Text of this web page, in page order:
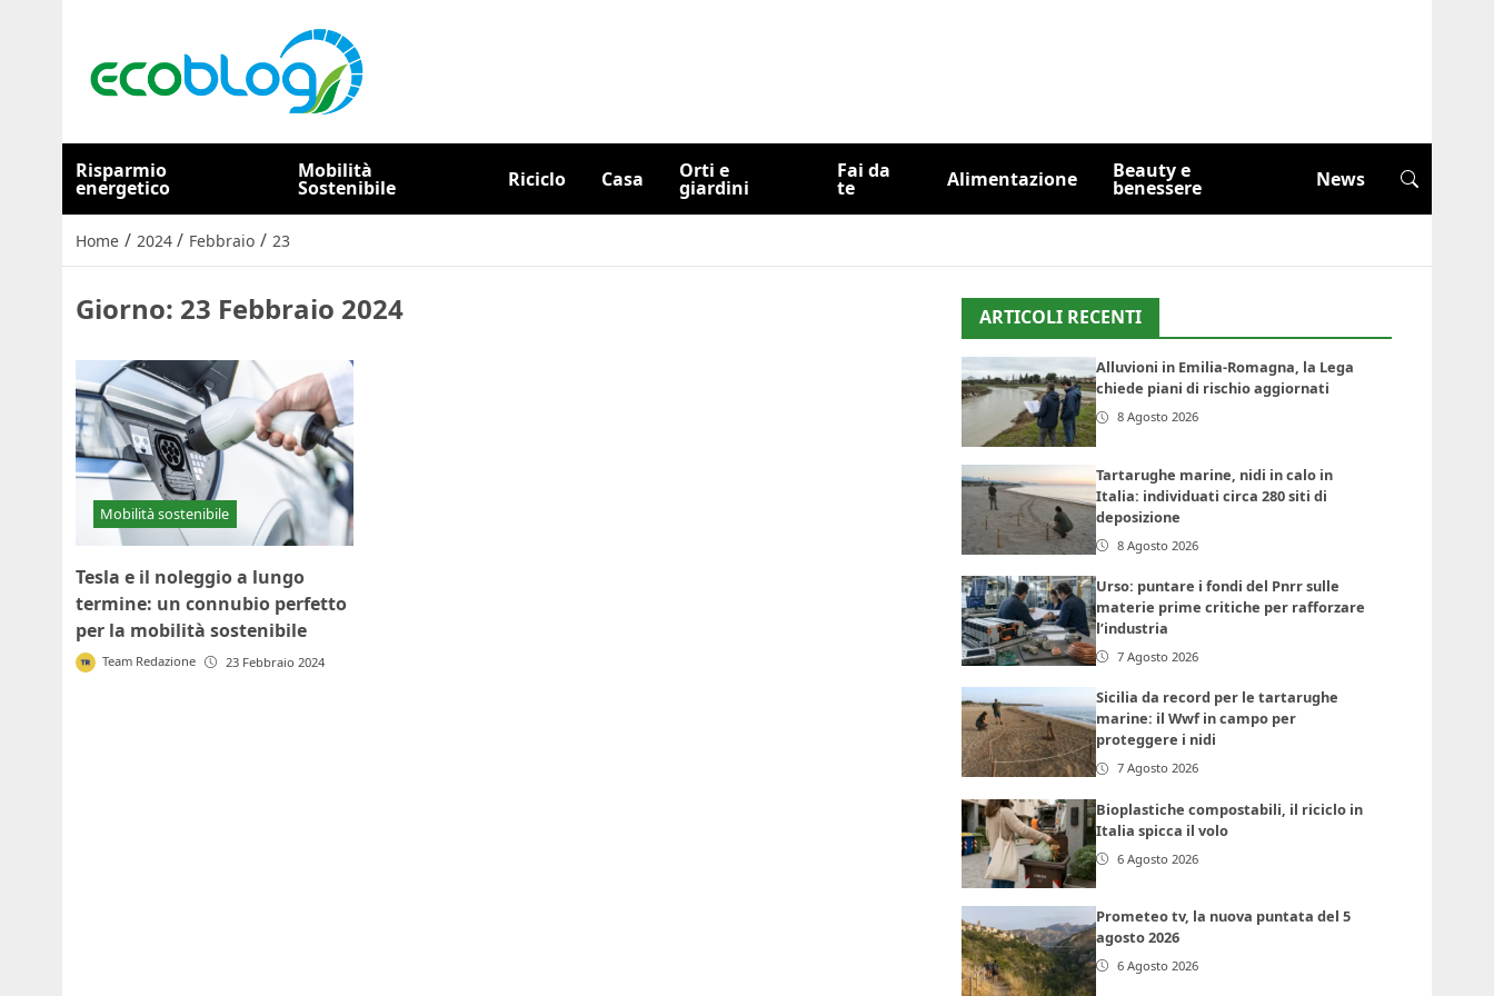
Risparmio
energetico
Mobilità
Sostenibile Riciclo Casa Orti e
giardini
Fai da
te Alimentazione Beauty e
benessere News
Home / 2024 / Febbraio / 23
Giorno: 23 Febbraio 2024
Mobilità sostenibile
Tesla e il noleggio a lungo
termine: un connubio perfetto
per la mobilità sostenibile
Team Redazione 23 Febbraio 2024
ARTICOLI RECENTI
Alluvioni in Emilia-Romagna, la Lega
chiede piani di rischio aggiornati
8 Agosto 2026
Tartarughe marine, nidi in calo in
Italia: individuati circa 280 siti di
deposizione
8 Agosto 2026
Urso: puntare i fondi del Pnrr sulle
materie prime critiche per rafforzare
l’industria
7 Agosto 2026
Sicilia da record per le tartarughe
marine: il Wwf in campo per
proteggere i nidi
7 Agosto 2026
Bioplastiche compostabili, il riciclo in
Italia spicca il volo
6 Agosto 2026
Prometeo tv, la nuova puntata del 5
agosto 2026
6 Agosto 2026